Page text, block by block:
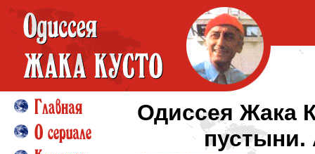
Одиссея Жака
пустыни.